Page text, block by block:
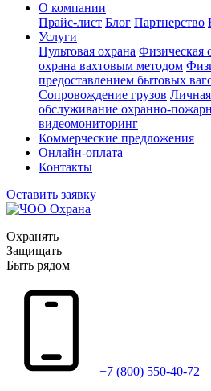
О компании
Прайс-лист Блог Партнерство
Услуги
Пультовая охрана Физическая
охрана вахтовым методом
предоставлением бытовых
Сопровождение грузов
обслуживание охранно-
видеомониторинг
Коммерческие предложения
Онлайн-оплата
Контакты
Оставить заявку
Охранять
Защищать
Быть рядом
+7 (800) 550-40-72